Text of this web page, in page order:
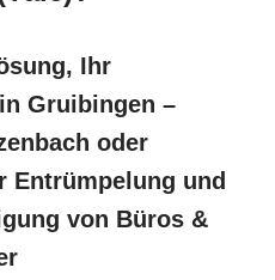
Ihr
Gruibingen –
oder
Entrümpelung und
von Büros &